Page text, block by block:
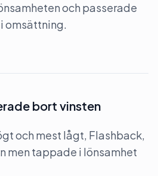
och passerade
omsättning.
bort vinsten
och mest lågt, Flashback,
men tappade i lönsamhet